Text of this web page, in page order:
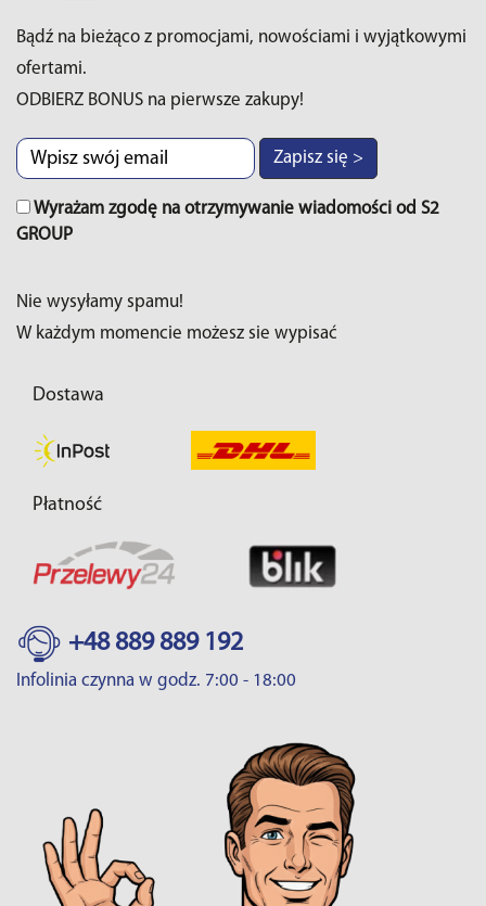
Bądź na bieżąco z promocjami, nowościami i wyjątkowymi
ofertami.
ODBIERZ BONUS na pierwsze zakupy!
Zapisz się >
Wyrażam zgodę na otrzymywanie wiadomości od S2
GROUP
Nie wysyłamy spamu!
W każdym momencie możesz sie wypisać
Dostawa
Płatność
+48 889 889 192
Infolinia czynna w godz. 7:00 - 18:00